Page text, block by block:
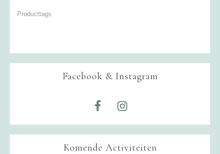
Facebook & Instagram
Komende Activiteiten